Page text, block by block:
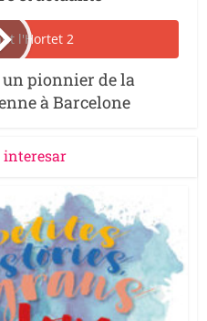
un pionnier de la
à Barcelone
interesar